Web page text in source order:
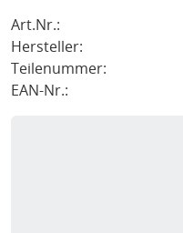
Art.Nr.:
Hersteller:
Teilenummer:
EAN-Nr.: